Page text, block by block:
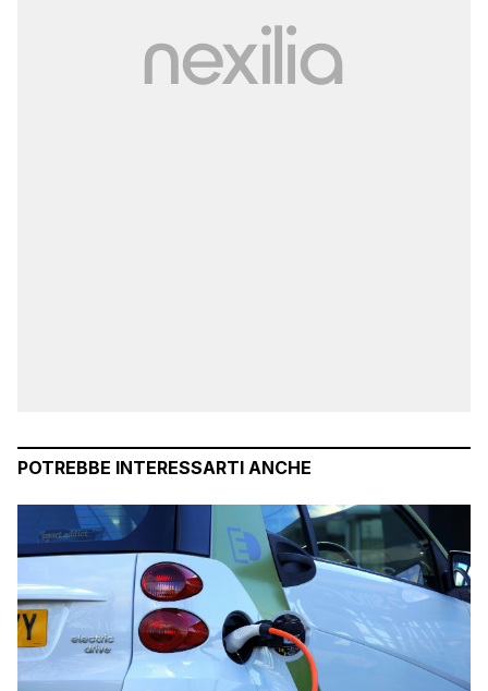
POTREBBE INTERESSARTI ANCHE